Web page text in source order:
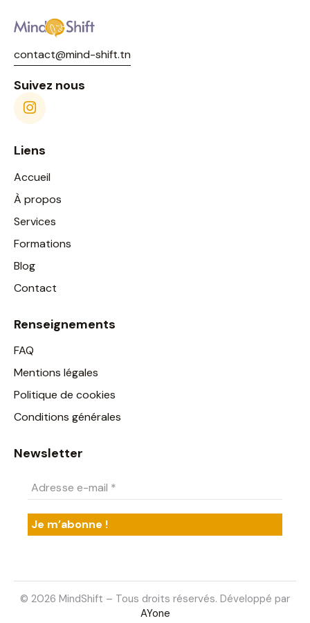
contact@mind-shift.tn
Suivez nous
Liens
Accueil
À propos
Services
Formations
Blog
Contact
Renseignements
FAQ
Mentions légales
Politique de cookies
Conditions générales
Newsletter
© 2026 MindShift – Tous droits réservés. Développé par
AYone